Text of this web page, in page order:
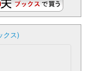
クス)